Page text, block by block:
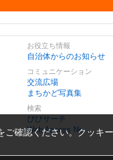
お役立ち情報
自治体からのお知らせ
コミュニケーション
交流広場
まちかど写真集
検索
びびサーチ
Web Access No.
ご確認ください。クッキ